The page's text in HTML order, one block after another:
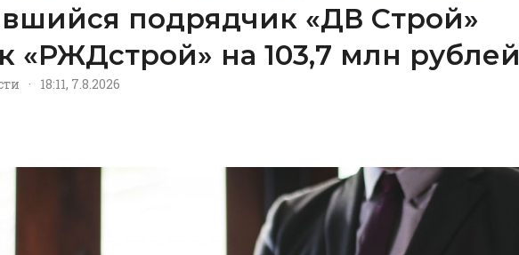
подрядчик «ДВ Строй»
«РЖДстрой» на 103,7 млн рублей
· 18:11, 7.8.2026